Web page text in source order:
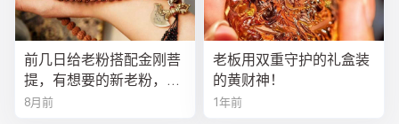
前几日给老粉搭配金刚菩
提，有想要的新老粉，都
可以来排队
8月前
老板用双重守护的礼盒装
的黄财神！
1年前